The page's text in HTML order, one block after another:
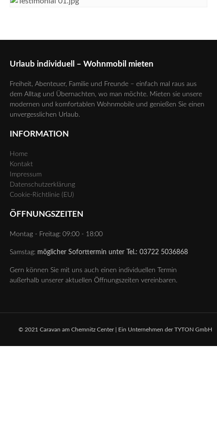
Urlaub individuell – Wohnmobil mieten
Freiheit, Abenteuer, Familie und Freunde – einfach mal raus aus
dem Alltag und Übernachten, wo man möchte. Mieten sie unsere
modernen und komfortablen Wohnmobile und genießen Sie einen
unvergesslichen Urlaub.
INFORMATION
Home
Kontakt
Impressum
Datenschutzerklärung
Cookie-Richtlinie (EU)
ÖFFNUNGSZEITEN
Montag - Freitag: 09:00 - 18:00
Samstag: möglicher Soforttermin unter Tel.: 03722 5036868
Gern können Sie mit uns auch einen individuellen Termin
außerhalb unserer aktuellen Öffnungszeiten vereinbaren.
© 2021 Caravan am Chemnitz Center | Ein Unternehmen der TYTON GmbH